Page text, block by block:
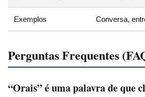
Exemplos Conversa,
Perguntas Frequentes
“Orais” é uma palavra de que